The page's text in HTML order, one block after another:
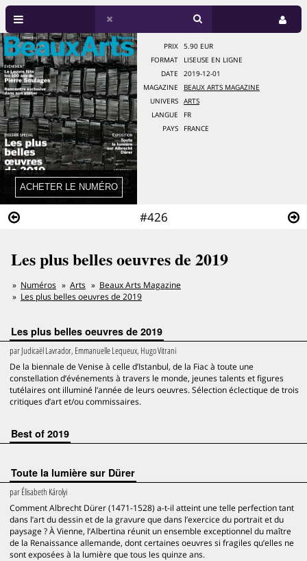
#426
PRIX
5.90 EUR
FORMAT
LISEUSE EN LIGNE
DATE
2019-12-01
MAGAZINE
BEAUX ARTS MAGAZINE
UNIVERS
ARTS
LANGUE
FR
PAYS
FRANCE
Les plus belles oeuvres de 2019
Numéros Arts
Beaux Arts Magazine
Les plus belles oeuvres de 2019
Les plus belles oeuvres de 2019
parJudicaël Lavrador, Emmanuelle Lequeux, Hugo Vitrani
De la biennale de Venise à celle d’Istanbul, de la Fiac à toute une
constellation d’événements à travers le monde, jeunes talents et figures
tutélaires ont illuminé l’année de leurs oeuvres. Sélection éclectique de trois
critiques d’art et/ou commissaires.
Best of 2019
Toute la lumière sur Dürer
parÉlisabeth Károlyi
Comment Albrecht Dürer (1471-1528) a-t-il atteint une telle perfection tant
dans l’art du dessin et de la gravure que dans l’exercice du portrait et du
paysage ? À Vienne, l’Albertina réunit un ensemble exceptionnel du maître
de la Renaissance allemande, dont certaines oeuvres si fragiles qu’elles ne
sont exposées à la lumière que tous les quinze ans.